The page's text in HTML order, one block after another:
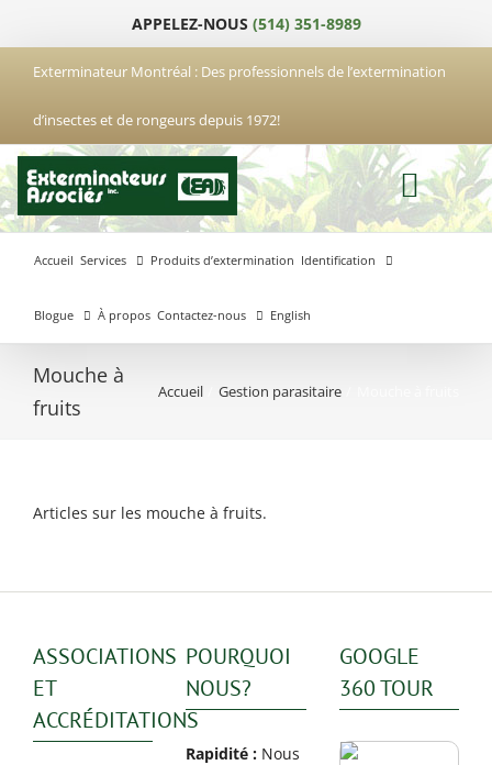
contenu
APPELEZ-NOUS (514) 351-8989
Exterminateur Montréal : Des professionnels de l’extermination
d’insectes et de rongeurs depuis 1972!
Accueil Services Produits d’extermination Identification
Blogue À propos Contactez-nous
Exterminateur
Maisonneuve
Nord
Montréal-Est
Plateau-Mont-
Royal
Exterminateur
Exterminateur
Exterminateur
English
Mouche à
fruits
Accueil Gestion parasitaire
Articles sur les mouche à fruits.
ASSOCIATIONS
ET
ACCRÉDITATIONS
POURQUOI
NOUS?
Rapidité : Nous
GOOGLE
360 TOUR